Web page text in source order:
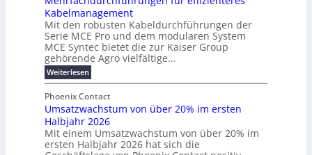
r
d
e
r
u
n
g
b
r
a
u
c
u
m
E
n
e
r
g
u
f
w
i
c
k
e
l
e
N
H
-
S
k
o
r
d
b
e
t
e
i
l
i
g
Kabelmanagement
Mit den robusten Kabeldurchführungen der
Serie MCE Pro und dem modularen System
MCE Syntec bietet die zur Kaiser Group
gehörende Agro vielfältige…
Weiterlesen:
M
h
r
f
a
c
h
Phoenix Contact
Umsatzwachstum von über 20% im ersten
Halbjahr 2026
Mit einem Umsatzwachstum von über 20% im
ersten Halbjahr 2026 hat sich die